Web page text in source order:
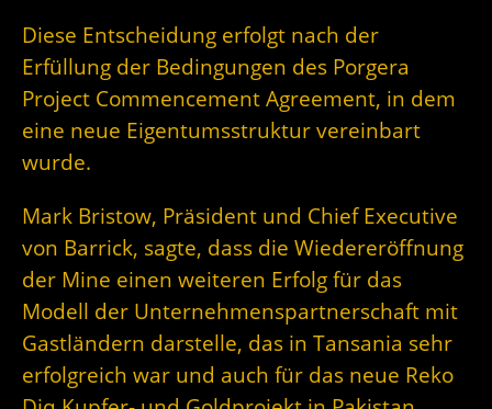
Diese Entscheidung erfolgt nach der
Erfüllung der Bedingungen des Porgera
Project Commencement Agreement, in dem
eine neue Eigentumsstruktur vereinbart
wurde.
Mark Bristow, Präsident und Chief Executive
von Barrick, sagte, dass die Wiedereröffnung
der Mine einen weiteren Erfolg für das
Modell der Unternehmenspartnerschaft mit
Gastländern darstelle, das in Tansania sehr
erfolgreich war und auch für das neue Reko